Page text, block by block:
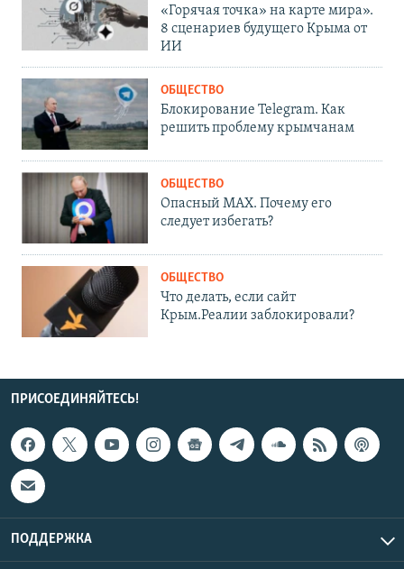
«Горячая точка» на карте мира».
8 сценариев будущего Крыма от
ИИ
ОБЩЕСТВО
Блокирование Telegram. Как
решить проблему крымчанам
ОБЩЕСТВО
Опасный MAX. Почему его
следует избегать?
ОБЩЕСТВО
Что делать, если сайт
Крым.Реалии заблокировали?
ПРИСОЕДИНЯЙТЕСЬ!
ПОДДЕРЖКА